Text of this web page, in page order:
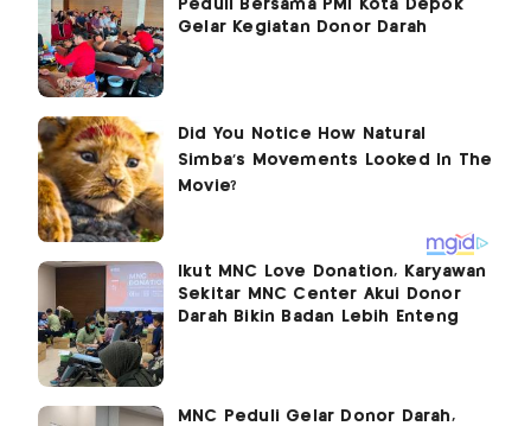
Peduli Bersama PMI Kota Depok
Gelar Kegiatan Donor Darah
Ikut MNC Love Donation, Karyawan
Sekitar MNC Center Akui Donor
Darah Bikin Badan Lebih Enteng
MNC Peduli Gelar Donor Darah,